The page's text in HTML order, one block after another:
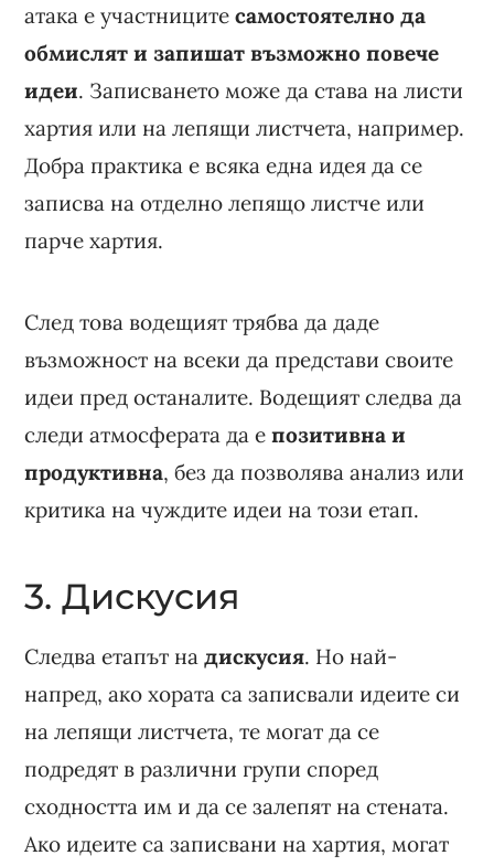
атака е участницитесамостоятелно да
обмислят и запишат възможно повече
идеи. Записването може да става на листи
хартия или на лепящи листчета, например.
Добра практика е всяка една идея да се
записва на отделно лепящо листче или
парче хартия.
След това водещият трябва да даде
възможност на всеки да представи своите
идеи пред останалите. Водещият следва да
следи атмосферата да епозитивна и
продуктивна, без да позволява анализ или
критика на чуждите идеи на този етап.
3. Дискусия
Следва етапът надискусия. Но най-
напред, ако хората са записвали идеите си
на лепящи листчета, те могат да се
подредят в различни групи според
сходността им и да се залепят на стената.
Ако идеите са записвани на хартия, могат